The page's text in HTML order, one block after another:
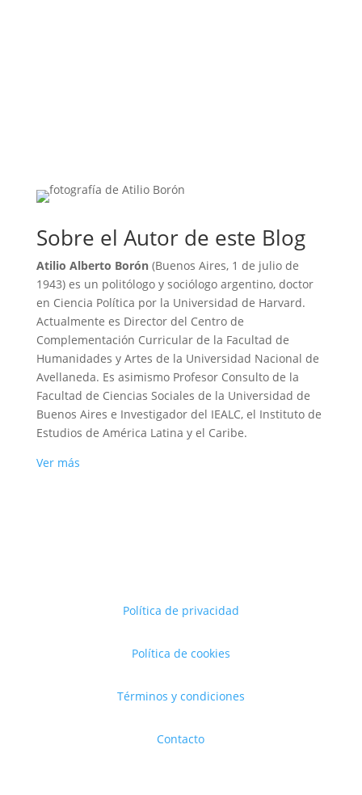
Sobre el Autor de este Blog
Atilio Alberto Borón(Buenos Aires, 1 de julio de
1943) es un politólogo y sociólogo argentino, doctor
en Ciencia Política por la Universidad de Harvard.
Actualmente es Director del Centro de
Complementación Curricular de la Facultad de
Humanidades y Artes de la Universidad Nacional de
Avellaneda. Es asimismo Profesor Consulto de la
Facultad de Ciencias Sociales de la Universidad de
Buenos Aires e Investigador del IEALC, el Instituto de
Estudios de América Latina y el Caribe.
Ver más
Política de privacidad
Política de cookies
Términos y condiciones
Contacto